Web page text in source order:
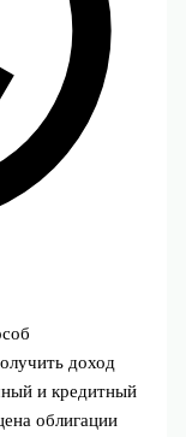
доход
и кредитный
облигации